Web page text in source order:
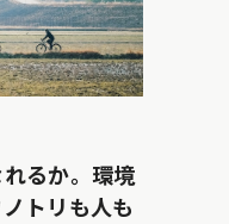
るか。環境
トリも人も